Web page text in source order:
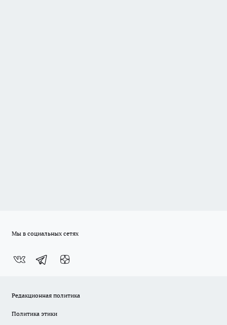
Мы в социальных сетях
Редакционная политика
Политика этики